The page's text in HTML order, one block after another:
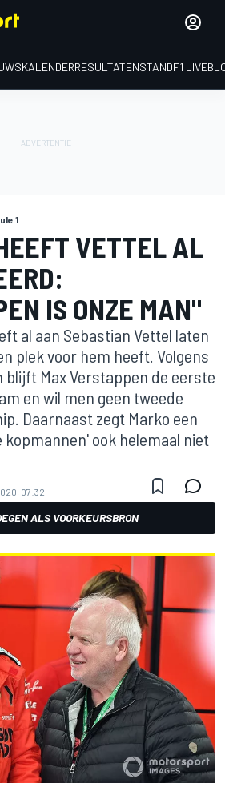
KALENDERRESULTATENSTANDF1
1
VETTEL AL
IS ONZE MAN"
al aan Sebastian Vettel laten
plek voor hem heeft. Volgens
blijft Max Verstappen de eerste
en wil men geen tweede
Daarnaast zegt Marko een
ook helemaal niet
07:32
ALS VOORKEURSBRON